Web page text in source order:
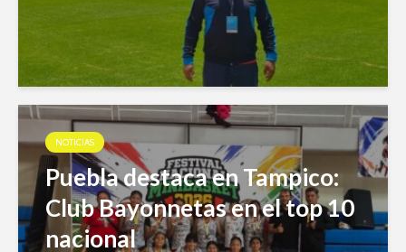
NOTICIAS
Puebla destaca en Tampico:
Club Bayonnetas en el top 10
nacional